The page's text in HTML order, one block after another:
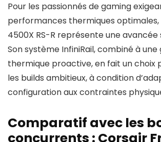
Pour les passionnés de gaming
performances thermiques optimales,
4500X RS-R représente une avancée
Son système InfiniRail, combiné à une
thermique proactive, en fait un choix
les builds ambitieux, à condition
configuration aux contraintes
Comparatif avec les
concurrents : Corsair